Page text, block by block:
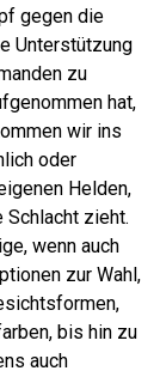
gegen die
Unterstützung
zu
hat,
wir ins
oder
Helden,
Schlacht zieht.
wenn auch
zur Wahl,
bis hin zu
auch